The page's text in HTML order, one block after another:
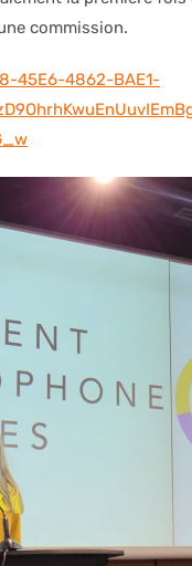
commission.
45E6-4862-BAE1-